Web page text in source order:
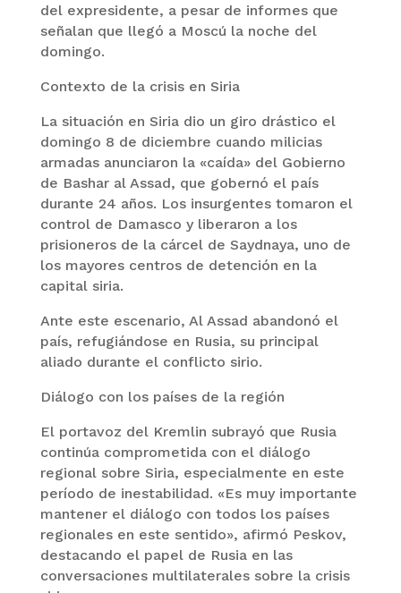
del expresidente, a pesar de informes que
señalan que llegó a Moscú la noche del
domingo.
Contexto de la crisis en Siria
La situación en Siria dio un giro drástico el
domingo 8 de diciembre cuando milicias
armadas anunciaron la «caída» del Gobierno
de Bashar al Assad, que gobernó el país
durante 24 años. Los insurgentes tomaron el
control de Damasco y liberaron a los
prisioneros de la cárcel de Saydnaya, uno de
los mayores centros de detención en la
capital siria.
Ante este escenario, Al Assad abandonó el
país, refugiándose en Rusia, su principal
aliado durante el conflicto sirio.
Diálogo con los países de la región
El portavoz del Kremlin subrayó que Rusia
continúa comprometida con el diálogo
regional sobre Siria, especialmente en este
período de inestabilidad. «Es muy importante
mantener el diálogo con todos los países
regionales en este sentido», afirmó Peskov,
destacando el papel de Rusia en las
conversaciones multilaterales sobre la crisis